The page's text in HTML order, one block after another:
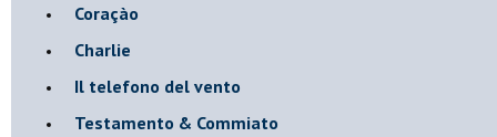
Coraçào
Charlie
Il telefono del vento
Testamento & Commiato